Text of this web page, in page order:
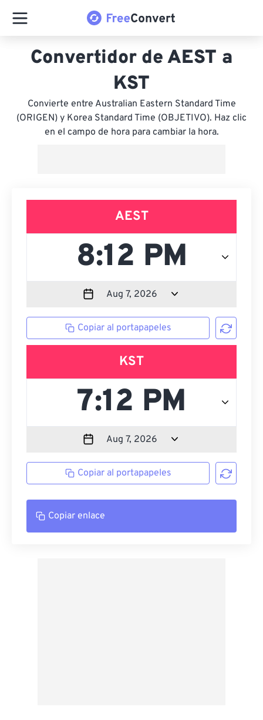
Convertidor de AEST a
KST
Convierte entre Australian Eastern Standard Time
(ORIGEN) y Korea Standard Time (OBJETIVO). Haz clic
en el campo de hora para cambiar la hora.
AEST
Copiar al portapapeles
KST
Copiar al portapapeles
Copiar enlace